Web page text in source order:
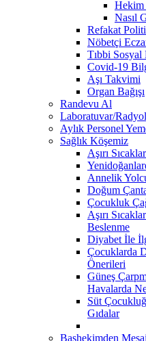
Hekim
Nasıl
Refakat
Nöbetçi
Tıbbi
Covid-19
Aşı Takvimi
Organ Bağışı
Randevu Al
Laboratuvar/
Aylık Personel
Sağlık Köşemiz
Aşırı
Annelik
Doğum
Çocukluk
Aşırı
Beslenme
Diyabet İle
Çocuklarda
Önerileri
Güneş
Havalarda
Süt
Gıdalar
Başhekimden Mesaj